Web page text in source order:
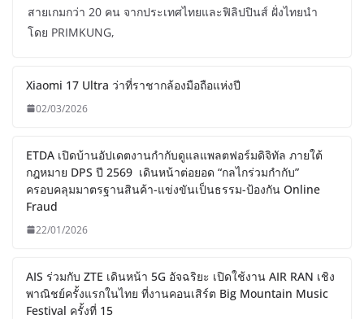
สายเกมกว่า 20 คน จากประเทศไทยและฟิลิปปินส์ ฝั่งไทยนำ
โดย PRIMKUNG,
Xiaomi 17 Ultra ว่าที่ราชากล้องมือถือแห่งปี
02/03/2026
ETDA เปิดบ้านอัปเดตงานกำกับดูแลแพลตฟอร์มดิจิทัล ภายใต้
กฎหมาย DPS ปี 2569 เดินหน้าต่อยอด “กลไกร่วมกำกับ”
ครอบคลุมมาตรฐานสินค้า-แข่งขันเป็นธรรม-ป้องกัน Online
Fraud
22/01/2026
AIS ร่วมกับ ZTE เดินหน้า 5G อัจฉริยะ เปิดใช้งาน AIR RAN เชิง
พาณิชย์ครั้งแรกในไทย ที่งานคอนเสิร์ต Big Mountain Music
Festival ครั้งที่ 15